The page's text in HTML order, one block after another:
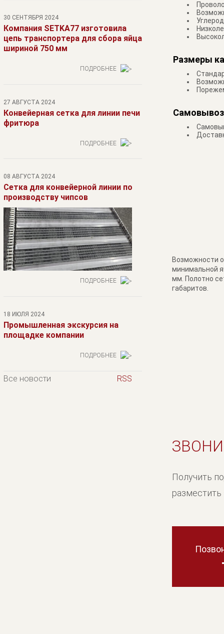
30 СЕНТЯБРЯ 2024
Компания SETKA77 изготовила
цепь транспортера для сбора яйца
шириной 750 мм
ПОДРОБНЕЕ
27 АВГУСТА 2024
Конвейерная сетка для линии печи
фритюра
ПОДРОБНЕЕ
08 АВГУСТА 2024
Сетка для конвейерной линии по
производству чипсов
ПОДРОБНЕЕ
18 ИЮЛЯ 2024
Промышленная экскурсия на
площадке компании
ПОДРОБНЕЕ
Все новости RSS
Размеры
Возможности
минимальной
мм. Полотно
габаритов.
Получить